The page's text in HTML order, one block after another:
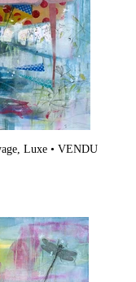
Luxe • VENDU